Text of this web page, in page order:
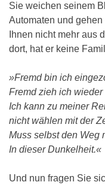
Sie weichen seinem
Automaten und
Ihnen nicht mehr aus
dort, hat er keine
»Fremd bin ich
Fremd zieh ich wieder
Ich kann zu meiner
nicht wählen mit der
Muss selbst den Weg
In dieser Dunkelheit.«
Und nun fragen Sie